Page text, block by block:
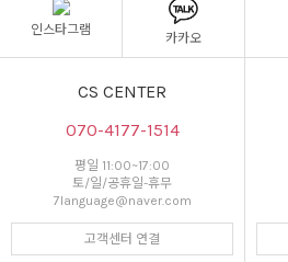
인스타그램
카카오
CS CENTER
070-4177-1514
평일 11:00~17:00
토/일/공휴일-휴무
7language@naver.com
고객센터 연결